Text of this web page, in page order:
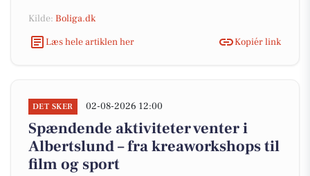
Kilde: Boliga.dk
Læs hele artiklen her
Kopiér link
DET SKER 02-08-2026 12:00
Spændende aktiviteter venter i
Albertslund – fra kreaworkshops til
film og sport